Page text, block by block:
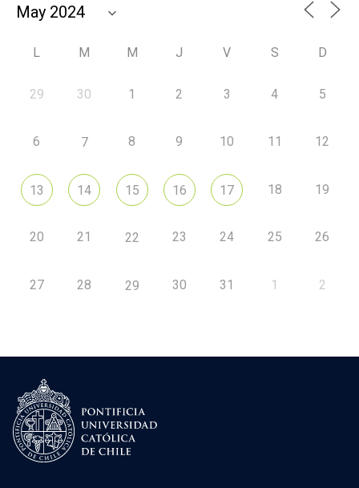
L M M J V S D
29 30 1 2 3 4 5
6 7 8 9 10 11 12
13 14 15 16 17 18 19
20 21 22 23 24 25 26
27 28 29 30 31 1 2